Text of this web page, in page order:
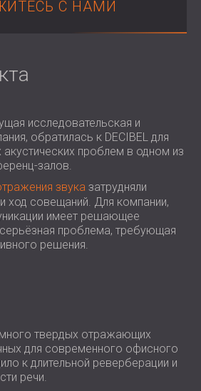
И АКУСТИКА ДЛЯ
ТОРГОВЫХ
УЧРЕЖДЕНИЙ
AND ACOUSTICS
FACILITIES
И
РЕШЕНИЯ ДЛЯ
ОТРАСЛИ
И
РЕШЕНИЯ ДЛЯ
(RO)
(ZA)
С НАМИ
исследовательская и
обратилась к DECIBEL для
проблем в одном из
залов.
звука затрудняли
ход совещаний. Для компании,
имеет решающее
проблема, требующая
решения.
твердых отражающих
для современного офисного
к длительной реверберации и
речи.